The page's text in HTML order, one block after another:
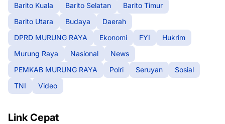
Barito Kuala Barito Selatan
Barito Timur
Barito Utara
Budaya
Daerah
DPRD MURUNG RAYA
Ekonomi FYI
Hukrim
Murung Raya
Nasional
News
PEMKAB MURUNG RAYA
Polri Seruyan
Sosial
TNI
Video
Link Cepat